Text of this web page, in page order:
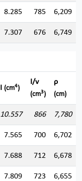
8.285 785 6,209
7.307 676 6,749
I (cm4)
I/v
(cm3)
ρ
(cm)
10.557 866 7,780
7.565 700 6,702
7.688 712 6,678
7.809 723 6,655